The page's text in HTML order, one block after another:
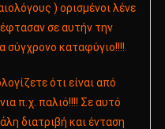
) ορισμένοι λένε
σε αυτήν την
σύγχρονο καταφύγιο!!!!
ότι είναι από
π.χ. παλιό!!!! Σε αυτό
διατριβή και ένταση